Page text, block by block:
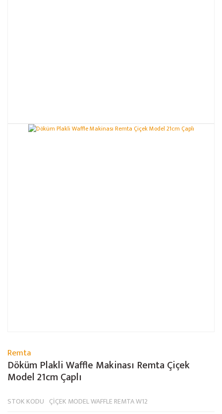
Remta
Döküm Plakli Waffle Makinası Remta Çiçek
Model 21cm Çaplı
STOK KODU ÇİÇEK MODEL WAFFLE REMTA W12